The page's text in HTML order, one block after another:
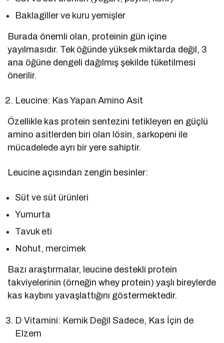
Baklagiller ve kuru yemişler
Burada önemli olan, proteinin gün içine
yayılmasıdır. Tek öğünde yüksek miktarda değil, 3
ana öğüne dengeli dağılmış şekilde tüketilmesi
önerilir.
Leucine: Kas Yapan Amino Asit
Özellikle kas protein sentezini tetikleyen en güçlü
amino asitlerden biri olan lösin, sarkopeni ile
mücadelede ayrı bir yere sahiptir.
Leucine açısından zengin besinler:
Süt ve süt ürünleri
Yumurta
Tavuk eti
Nohut, mercimek
Bazı araştırmalar, leucine destekli protein
takviyelerinin (örneğin whey protein) yaşlı bireylerde
kas kaybını yavaşlattığını göstermektedir.
D Vitamini: Kemik Değil Sadece, Kas İçin de
Elzem